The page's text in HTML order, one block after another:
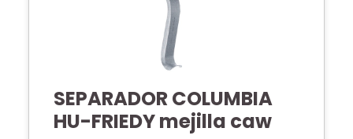
SEPARADOR COLUMBIA
HU-FRIEDY mejilla caw